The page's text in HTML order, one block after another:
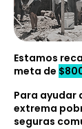
Estamos
meta de
Para ayudar
extrema
seguras